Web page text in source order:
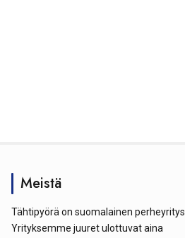
Meistä
Tähtipyörä on suomalainen perheyritys.
Yrityksemme juuret ulottuvat aina